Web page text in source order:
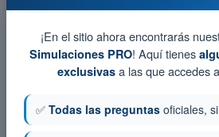
¡En el sitio ahora encontrarás
Simulaciones PRO! Aquí tienes
exclusivasa las que accedes
✅ Todas las preguntas oficiales,